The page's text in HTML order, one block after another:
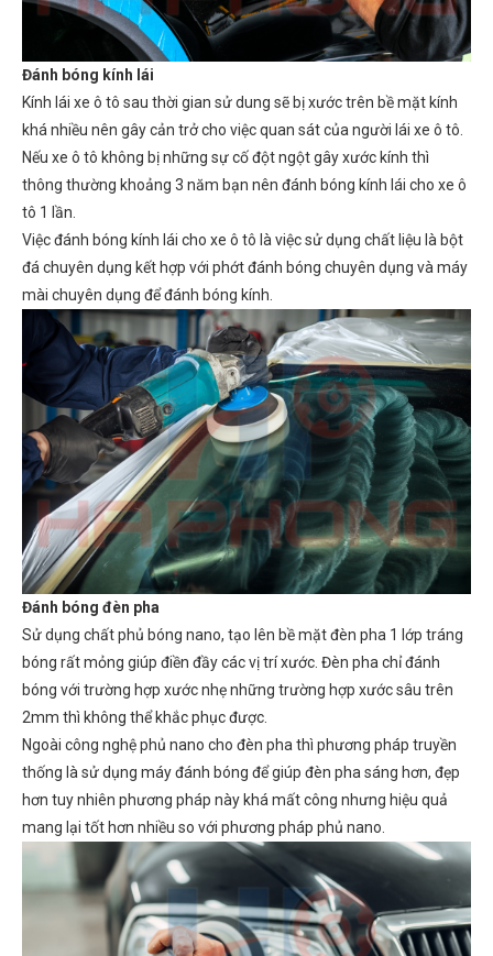
Đánh bóng kính lái
Kính lái xe ô tô sau thời gian sử dung sẽ bị xước trên bề mặt kính
khá nhiều nên gây cản trở cho việc quan sát của người lái xe ô tô.
Nếu xe ô tô không bị những sự cố đột ngột gây xước kính thì
thông thường khoảng 3 năm bạn nên đánh bóng kính lái cho xe ô
tô 1 lần.
Việc đánh bóng kính lái cho xe ô tô là việc sử dụng chất liệu là bột
đá chuyên dụng kết hợp với phớt đánh bóng chuyên dụng và máy
mài chuyên dụng để đánh bóng kính.
Đánh bóng đèn pha
Sử dụng chất phủ bóng nano, tạo lên bề mặt đèn pha 1 lớp tráng
bóng rất mỏng giúp điền đầy các vị trí xước. Đèn pha chỉ đánh
bóng với trường hợp xước nhẹ những trường hợp xước sâu trên
2mm thì không thể khắc phục được.
Ngoài công nghệ phủ nano cho đèn pha thì phương pháp truyền
thống là sử dụng máy đánh bóng để giúp đèn pha sáng hơn, đẹp
hơn tuy nhiên phương pháp này khá mất công nhưng hiệu quả
mang lại tốt hơn nhiều so với phương pháp phủ nano.